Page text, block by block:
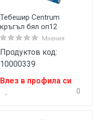
Тебешир Centrum
кръгъл бял оп12
Мнения
Продуктов код:
10000339
Влез в профила си